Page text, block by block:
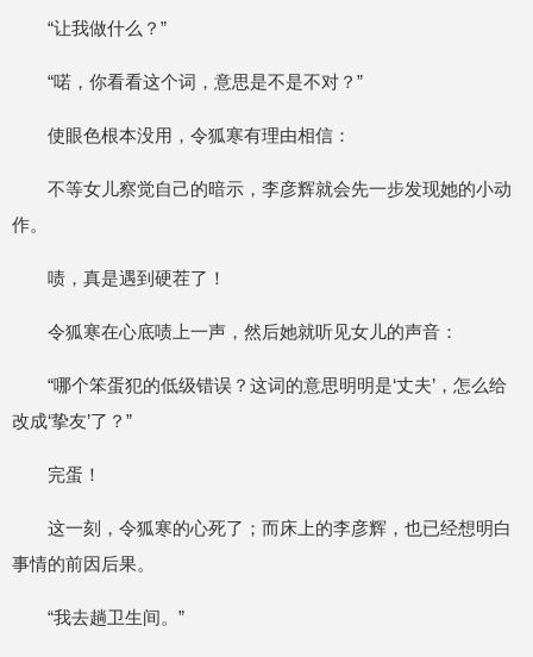
“让我做什么？”
“喏，你看看这个词，意思是不是不对？”
使眼色根本没用，令狐寒有理由相信：
不等女儿察觉自己的暗示，李彦辉就会先一步发现她的小动
作。
啧，真是遇到硬茬了！
令狐寒在心底啧上一声，然后她就听见女儿的声音：
“哪个笨蛋犯的低级错误？这词的意思明明是‘丈夫’，怎么给
改成‘挚友’了？”
完蛋！
这一刻，令狐寒的心死了；而床上的李彦辉，也已经想明白
事情的前因后果。
“我去趟卫生间。”